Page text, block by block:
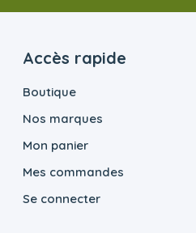
Accès rapide
Boutique
Nos marques
Mon panier
Mes commandes
Se connecter